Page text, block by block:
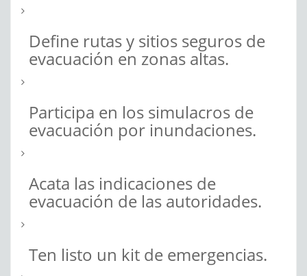
Define rutas y sitios seguros de
evacuación en zonas altas.
Participa en los simulacros de
evacuación por inundaciones.
Acata las indicaciones de
evacuación de las autoridades.
Ten listo un kit de emergencias.